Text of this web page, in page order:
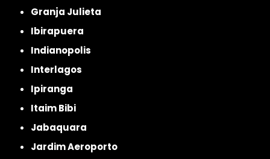
Granja Julieta
Ibirapuera
Indianopolis
Interlagos
Ipiranga
Itaim Bibi
Jabaquara
Jardim Aeroporto